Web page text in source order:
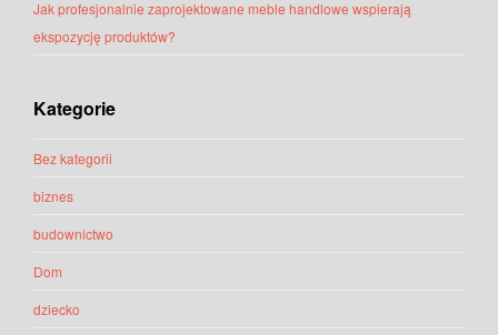
Jak profesjonalnie zaprojektowane meble handlowe wspierają
ekspozycję produktów?
Kategorie
Bez kategorii
biznes
budownictwo
Dom
dziecko